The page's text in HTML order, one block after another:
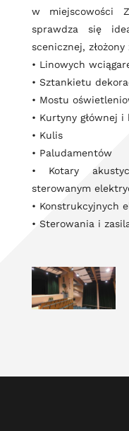
w miejscowości
sprawdza się
scenicznej, złożony
• Linowych
• Sztankietu
• Mostu
• Kurtyny głównej i
• Kulis
• Paludamentów
• Kotary
sterowanym
• Konstrukcyjnych
• Sterowania i